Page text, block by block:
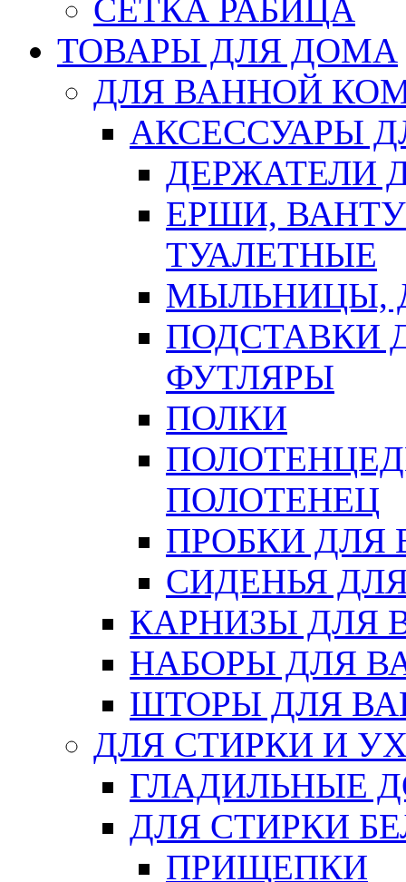
СЕТКА РАБИЦА
ТОВАРЫ ДЛЯ ДОМА
ДЛЯ ВАННОЙ
АКСЕССУАРЫ
ДЕРЖАТЕЛИ
ЕРШИ,
ТУАЛЕТНЫЕ
МЫЛЬНИЦЫ,
ПОДСТАВКИ
ФУТЛЯРЫ
ПОЛКИ
ПОЛОТЕНЕЦ
ПРОБКИ ДЛЯ
СИДЕНЬЯ
КАРНИЗЫ ДЛЯ
НАБОРЫ ДЛЯ
ШТОРЫ ДЛЯ
ДЛЯ СТИРКИ И
ГЛАДИЛЬНЫЕ
ДЛЯ СТИРКИ
ПРИЩЕПКИ